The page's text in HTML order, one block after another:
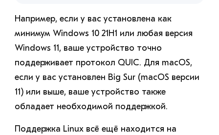
Например, если у вас установлена как
минимум Windows 10 21H1 или любая версия
Windows 11, ваше устройство точно
поддерживает протокол QUIC. Для macOS,
если у вас установлен Big Sur (macOS версии
11) или выше, ваше устройство также
обладает необходимой поддержкой.
Поддержка Linux всё ещё находится на